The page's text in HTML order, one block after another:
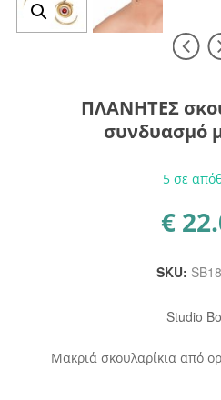
ΠΛΑΝΗΤΕΣ
συνδυασμό
5 σε
€
SKU:
Studio
Μακριά σκουλαρίκια από